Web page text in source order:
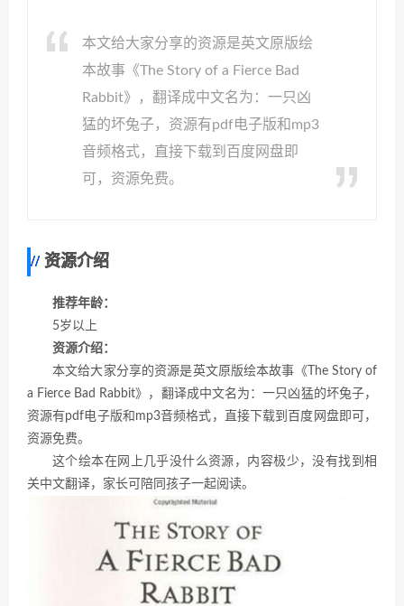
本文给大家分享的资源是英文原版绘
本故事《The Story of a Fierce Bad
Rabbit》，翻译成中文名为：一只凶
猛的坏兔子，资源有pdf电子版和mp3
音频格式，直接下载到百度网盘即
可，资源免费。
资源介绍
推荐年龄：
5岁以上
资源介绍：
本文给大家分享的资源是英文原版绘本故事《The Story of
a Fierce Bad Rabbit》，翻译成中文名为：一只凶猛的坏兔子，
资源有pdf电子版和mp3音频格式，直接下载到百度网盘即可，
资源免费。
这个绘本在网上几乎没什么资源，内容极少，没有找到相
关中文翻译，家长可陪同孩子一起阅读。